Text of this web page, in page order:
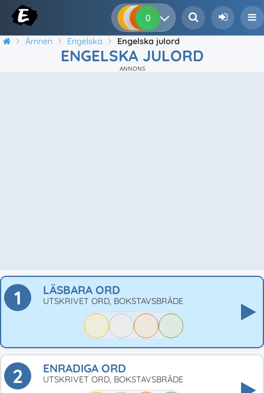
0 0 0
Ämnen Engelska Engelska julord
ENGELSKA JULORD
ANNONS
1 LÄSBARA ORD
UTSKRIVET ORD, BOKSTAVSBRÄDE
2 ENRADIGA ORD
UTSKRIVET ORD, BOKSTAVSBRÄDE